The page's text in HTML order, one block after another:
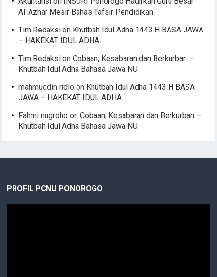
Al-Azhar Mesir Bahas Tafsir Pendidikan
Tim Redaksi on Khutbah Idul Adha 1443 H BASA JAWA
– HAKEKAT IDUL ADHA
Tim Redaksi onCobaan, Kesabaran dan Berkurban –
Khutbah Idul Adha Bahasa Jawa NU
mahmuddin ridlo on Khutbah Idul Adha 1443 H BASA
JAWA – HAKEKAT IDUL ADHA
Fahmi nugroho onCobaan, Kesabaran dan Berkurban –
Khutbah Idul Adha Bahasa Jawa NU
PROFIL PCNU PONOROGO